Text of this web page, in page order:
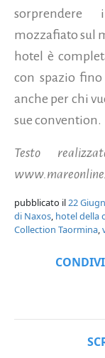
mozzafiato sul
hotel è
con spazio fino
anche per chi
sue convention.
Testo
pubblicato il22
di Naxos, hotel della
Collection Taormina,